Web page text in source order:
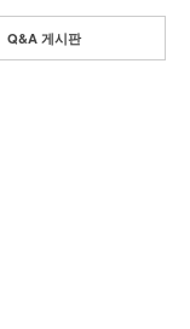
Q&A 게시판